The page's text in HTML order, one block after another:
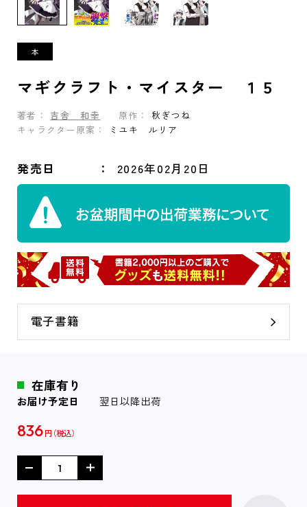
マギクラフト・マイスター １５
著者： 吉舎 和幸 原作：
秋ぎつね
キャラクター原案：
ミユキ ルリア
発売日 2026年02月20日
電子書籍
在庫有り
お届け予定日 翌日以降出荷
836 円